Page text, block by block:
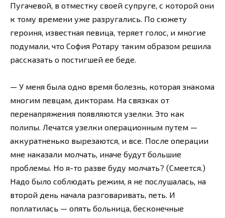
Пугачевой, в отместку своей супруге, с которой они
к тому времени уже разругались. По сюжету
героиня, известная певица, теряет голос, и многие
подумали, что София Ротару таким образом решила
рассказать о постигшей ее беде.
— У меня была одно время болезнь, которая знакома
многим певцам, дикторам. На связках от
перенапряжения появляются узелки. Это как
полипы. Лечатся узелки операционным путем —
аккуратненько вырезаются, и все. После операции
мне наказали молчать, иначе будут большие
проблемы. Но я-то разве буду молчать? (Смеется.)
Надо было соблюдать режим, я не послушалась, на
второй день начала разговаривать, петь. И
поплатилась — опять больница, бесконечные